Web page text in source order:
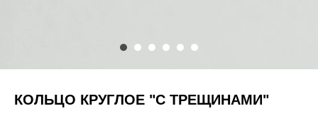
КОЛЬЦО КРУГЛОЕ "С ТРЕЩИНАМИ"